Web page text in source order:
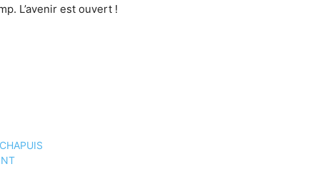
L’avenir est ouvert !